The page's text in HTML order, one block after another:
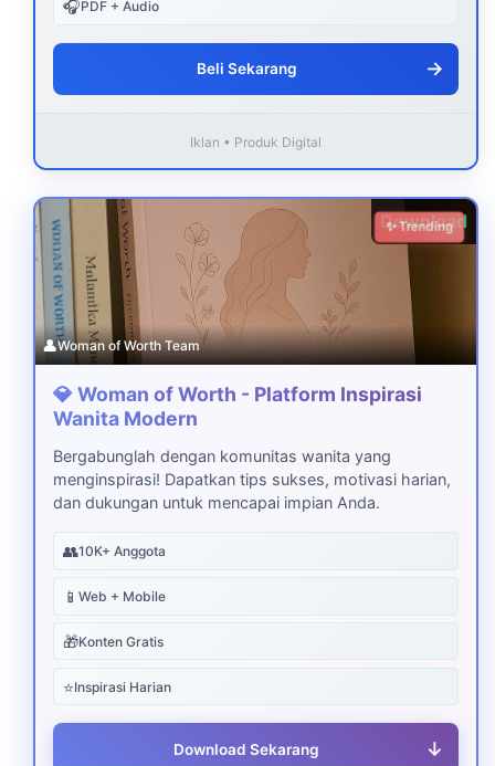
🎧PDF + Audio
Beli Sekarang →
Iklan • Produk Digital
Download
✨ Trending
👤Woman of Worth Team
💎 Woman of Worth - Platform Inspirasi
Wanita Modern
Bergabunglah dengan komunitas wanita yang
menginspirasi! Dapatkan tips sukses, motivasi harian,
dan dukungan untuk mencapai impian Anda.
👥10K+ Anggota
📱 Web + Mobile
🎁Konten Gratis
⭐Inspirasi Harian
Download Sekarang ↓